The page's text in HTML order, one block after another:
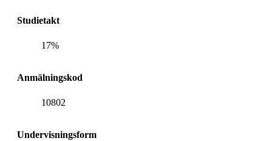
Studietakt
17%
Anmälningskod
10802
Undervisningsform